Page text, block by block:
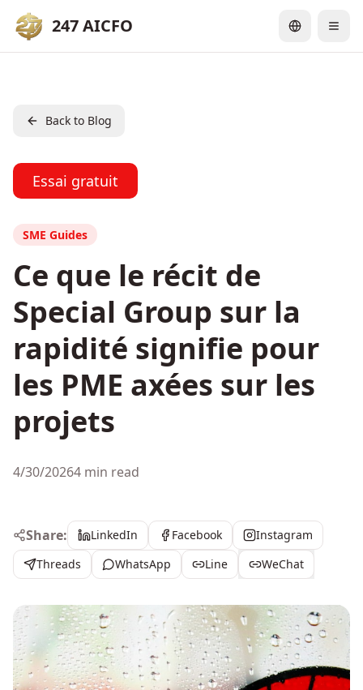
247 AICFO
Back to Blog
Essai gratuit
SME Guides
Ce que le récit de
Special Group sur la
rapidité signifie pour
les PME axées sur les
projets
4/30/20264 min read
Share: LinkedIn Facebook
Instagram
Threads
WhatsApp Line WeChat